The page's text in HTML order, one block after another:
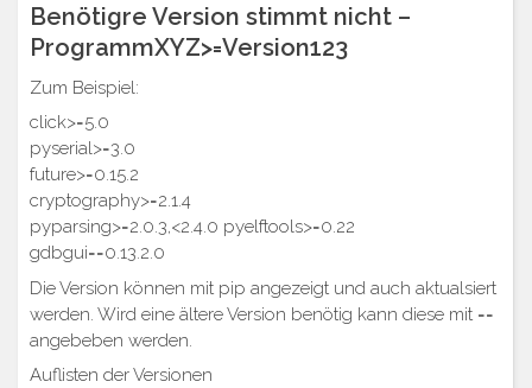
Benötigre Version stimmt nicht –
ProgrammXYZ>=Version123
Zum Beispiel:
click>=5.0
pyserial>=3.0
future>=0.15.2
cryptography>=2.1.4
pyparsing>=2.0.3,<2.4.0 pyelftools>=0.22
gdbgui==0.13.2.0
Die Version können mit pip angezeigt und auch aktualsiert
werden. Wird eine ältere Version benötig kann diese mit ==
angebeben werden.
Auflisten der Versionen